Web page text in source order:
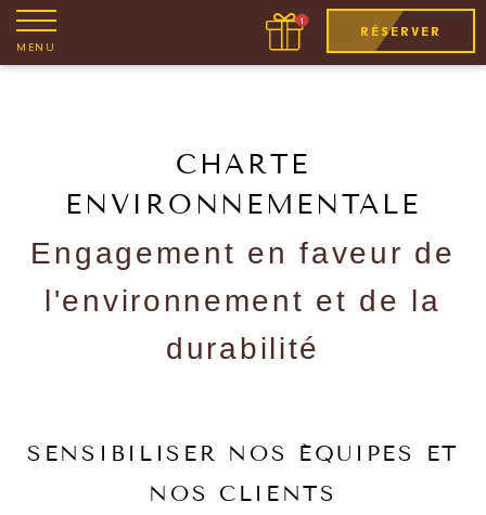
MENU
RÉSERVER
CHARTE
ENVIRONNEMENTALE
Engagement en faveur de
l'environnement et de la
durabilité
SENSIBILISER NOS ÉQUIPES ET
NOS CLIENTS